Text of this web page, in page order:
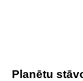
Planētu